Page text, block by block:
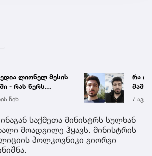
ლიონელ მესის
- რას წერს
გამოცემა
წინ
რა
საქმე
7 აგვ
საქმეთა მინისტრს სულხან
მოადგილე ჰყავს. მინისტრის
პოლკოვნიკი გიორგი